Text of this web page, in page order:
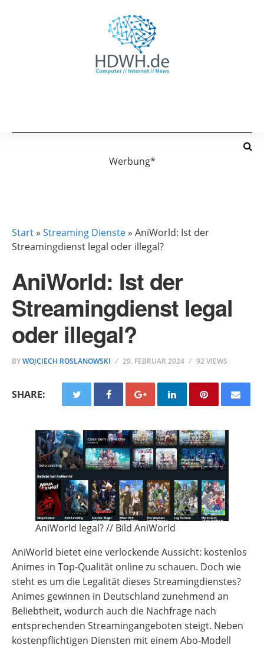
Werbung*
Start» Streaming Dienste» AniWorld: Ist der
Streamingdienst legal oder illegal?
AniWorld: Ist der
Streamingdienst legal
oder illegal?
BYWOJCIECH ROSLANOWSKI 29. FEBRUAR 2024 92 VIEWS
SHARE:
AniWorld legal? // Bild AniWorld
AniWorld bietet eine verlockende Aussicht: kostenlos
Animes in Top-Qualität online zu schauen. Doch wie
steht es um die Legalität dieses Streamingdienstes?
Animes gewinnen in Deutschland zunehmend an
Beliebtheit, wodurch auch die Nachfrage nach
entsprechenden Streamingangeboten steigt. Neben
kostenpflichtigen Diensten mit einem Abo-Modell